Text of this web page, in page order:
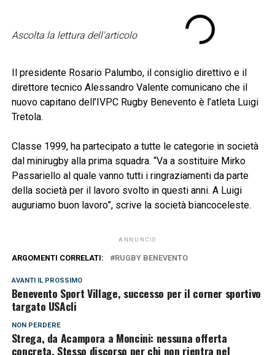
Ascolta la lettura dell'articolo
Il presidente Rosario Palumbo, il consiglio direttivo e il
direttore tecnico Alessandro Valente comunicano che il
nuovo capitano dell’IVPC Rugby Benevento è l’atleta Luigi
Tretola.
Classe 1999, ha partecipato a tutte le categorie in società
dal minirugby alla prima squadra. “Va a sostituire Mirko
Passariello al quale vanno tutti i ringraziamenti da parte
della società per il lavoro svolto in questi anni. A Luigi
auguriamo buon lavoro”, scrive la società biancoceleste.
ANNUNCIO
ARGOMENTI CORRELATI: RUGBY BENEVENTO
AVANTI IL ​​PROSSIMO
Benevento Sport Village, successo per il corner sportivo
targato USAcli
NON PERDERE
Strega, da Acampora a Moncini: nessuna offerta
concreta. Stesso discorso per chi non rientra nel